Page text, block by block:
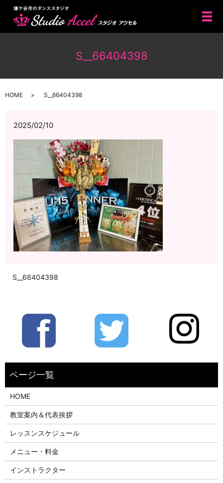
メ
S__66404398
HOME S__66404398
2025/02/10
S__66404398
HOME
教室案内＆代表挨拶
レッスンスケジュール
メニュー・料金
インストラクター